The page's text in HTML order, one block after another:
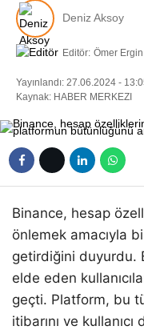
Deniz Aksoy
Editör: Ömer Ergin
Yayınlandı: 27.06.2024 -
Kaynak: HABER MERKEZI
Binance, hesap
önlemek amacıyla
getirdiğini duyurdu.
elde eden
geçti. Platform, bu
itibarını ve